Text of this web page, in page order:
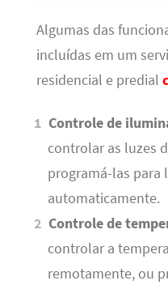
Algumas das
incluídas em um
residencial e predial
Controle de
controlar as luzes
programá-las para
automaticamente.
Controle de
controlar a
remotamente, ou